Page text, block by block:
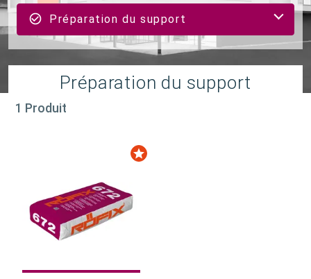
Préparation du support
Préparation du support
1 Produit